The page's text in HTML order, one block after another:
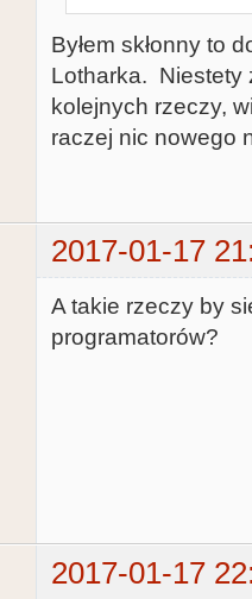
Byłem skłonny to
Lotharka. Niestety
kolejnych rzeczy,
raczej nic nowego
2017-01-17
A takie rzeczy by
programatorów?
2017-01-17